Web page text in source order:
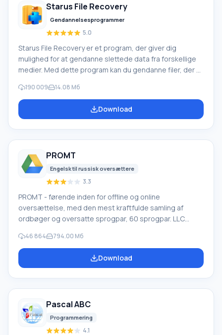
Starus File Recovery
Gendannelsesprogrammer
5.0
Starus File Recovery er et program, der giver dig
mulighed for at gendanne slettede data fra forskellige
medier. Med dette program kan du gendanne filer, der er
slettet uden om papirkurven, skjult af ondsindet
software, mistet på grund af softwarefejl, fuldstændig
tømning af papirkurven, formatering eller sletning af
190 009 14.08 Мб
Download
PROMT
Engelsk til russisk oversættere
3.3
PROMT - førende inden for offline og online
oversættelse, med den mest kraftfulde samling af
ordbøger og oversatte sprogpar, 60 sprogpar. LLC
oversættelsessystemer til private brugere og
virksomheder. PROMT-software giver oversættelse af
enhver tekst ved hjælp af indbyggede ordbøger,
udenlandsk firma
46 864 794.00 Мб
Download
Pascal ABC
Programmering
4.1